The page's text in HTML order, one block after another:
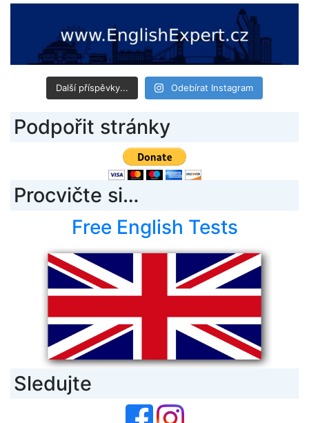
Další příspěvky... Odebírat Instagram
Podpořit stránky
Procvičte si…
Free English Tests
Sledujte